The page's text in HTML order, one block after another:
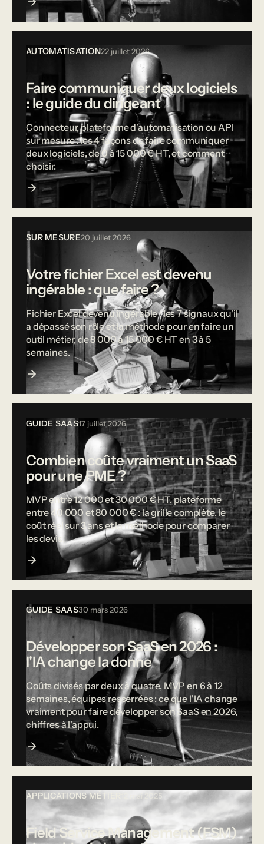
AUTOMATISATION22 juillet 2026
Faire communiquer deux logiciels
: le guide du dirigeant
Connecteur, plateforme d'automatisation ou API
sur mesure : les 4 façons de faire communiquer
deux logiciels, de 0 à 15 000 € HT, et comment
choisir.
SUR MESURE20 juillet 2026
Votre fichier Excel est devenu
ingérable : que faire ?
Fichier Excel devenu ingérable : les 7 signaux qu'il
a dépassé son rôle et la méthode pour en faire un
outil métier, de 8 000 à 15 000 € HT en 3 à 5
semaines.
GUIDE SAAS17 juillet 2026
Combien coûte vraiment un SaaS
pour une PME ?
MVP entre 12 000 et 30 000 € HT, plateforme
entre 40 000 et 80 000 € : la grille complète, le
coût réel sur 3 ans et la méthode pour comparer
les devis.
GUIDE SAAS30 mars 2026
Développer son SaaS en 2026 :
l'IA change la donne
Coûts divisés par deux à quatre, MVP en 6 à 12
semaines, équipes resserrées : ce que l'IA change
vraiment pour faire développer son SaaS en 2026,
chiffres à l'appui.
APPLICATIONS MÉTIER 12 mai 2025
Field Service Management (FSM)